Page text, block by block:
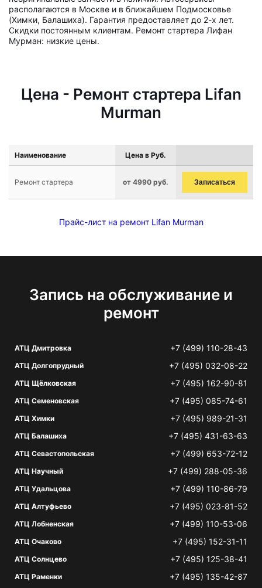
располагаются в Москве и в ближайшем Подмосковье
(Химки, Балашиха). Гарантия предоставляет до 2-х лет.
Скидки постоянным клиентам. Ремонт стартера Лифан
Мурман: низкие цены.
Цена - Ремонт стартера Lifan
Murman
Наименование Цена в Руб.
Ремонт стартера от 4990 руб. Записаться
Прайс-лист на ремонт Lifan Murman
Запись на обслуживание и
ремонт
АТЦ Дмитровка +7 (499) 110-28-43
АТЦ Долгопрудный +7 (495) 032-08-22
АТЦ Щёлковская +7 (495) 162-90-81
АТЦ Семеновская +7 (495) 085-74-61
АТЦ Химки +7 (495) 989-21-31
АТЦ Балашиха +7 (495) 431-63-63
АТЦ Севастопольская +7 (499) 653-72-12
АТЦ Научный +7 (499) 288-05-36
АТЦ Удальцова +7 (499) 110-86-79
АТЦ Алтуфьево +7 (495) 023-81-52
АТЦ Лобненская +7 (499) 110-53-06
АТЦ Очаково +7 (495) 152-31-11
АТЦ Солнцево +7 (495) 125-38-41
АТЦ Раменки +7 (495) 135-42-87